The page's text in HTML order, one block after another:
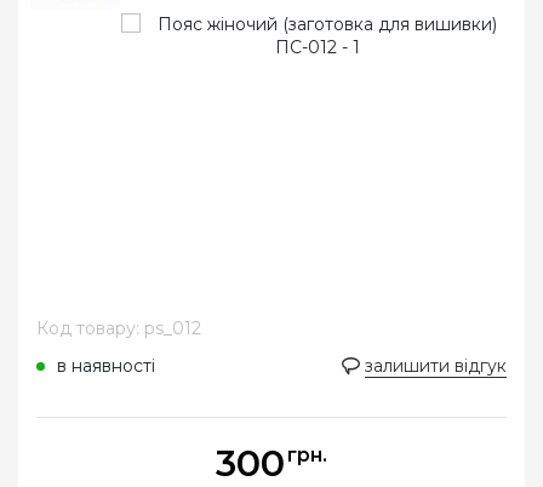
Код товару: ps_012
в наявності
залишити відгук
300 грн.